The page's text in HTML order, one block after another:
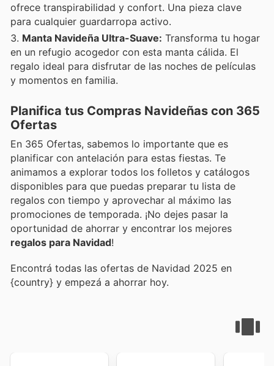
ofrece transpirabilidad y confort. Una pieza clave
para cualquier guardarropa activo.
Manta Navideña Ultra-Suave: Transforma tu hogar
en un refugio acogedor con esta manta cálida. El
regalo ideal para disfrutar de las noches de películas
y momentos en familia.
Planifica tus Compras Navideñas con 365
Ofertas
En 365 Ofertas, sabemos lo importante que es
planificar con antelación para estas fiestas. Te
animamos a explorar todos los folletos y catálogos
disponibles para que puedas preparar tu lista de
regalos con tiempo y aprovechar al máximo las
promociones de temporada. ¡No dejes pasar la
oportunidad de ahorrar y encontrar los mejores
regalos para Navidad!
Encontrá todas las ofertas de Navidad 2025 en
{country} y empezá a ahorrar hoy.